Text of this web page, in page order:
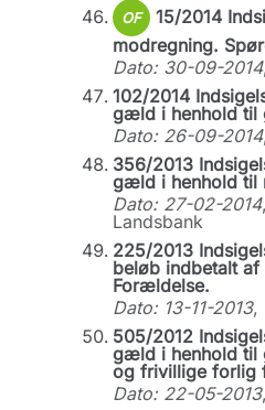
OF
15/2014
modregning.
Dato: 30-09-2014
102/2014
gæld i henhold til
Dato: 26-09-2014
356/2013
gæld i henhold til
Dato: 27-02-2014
Landsbank
225/2013
beløb indbetalt af
Forældelse.
Dato: 13-11-2013,
505/2012
gæld i henhold til
og frivillige forlig
Dato: 22-05-2013